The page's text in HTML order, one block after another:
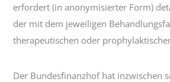
erfordert (in anonymisierter Form)
der mit dem jeweiligen
therapeutischen oder
Der Bundesfinanzhof hat inzwischen